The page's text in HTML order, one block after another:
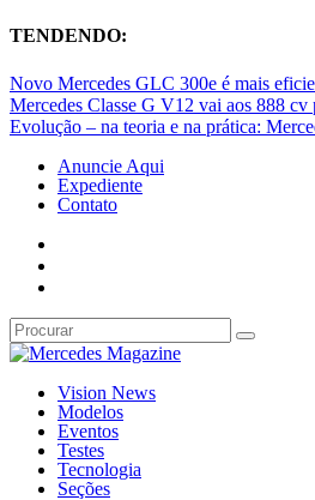
TENDENDO:
Novo Mercedes GLC 300e é mais
Mercedes Classe G V12 vai aos 888 cv
Evolução – na teoria e na prática:
Anuncie Aqui
Expediente
Contato
Vision News
Modelos
Eventos
Testes
Tecnologia
Seções